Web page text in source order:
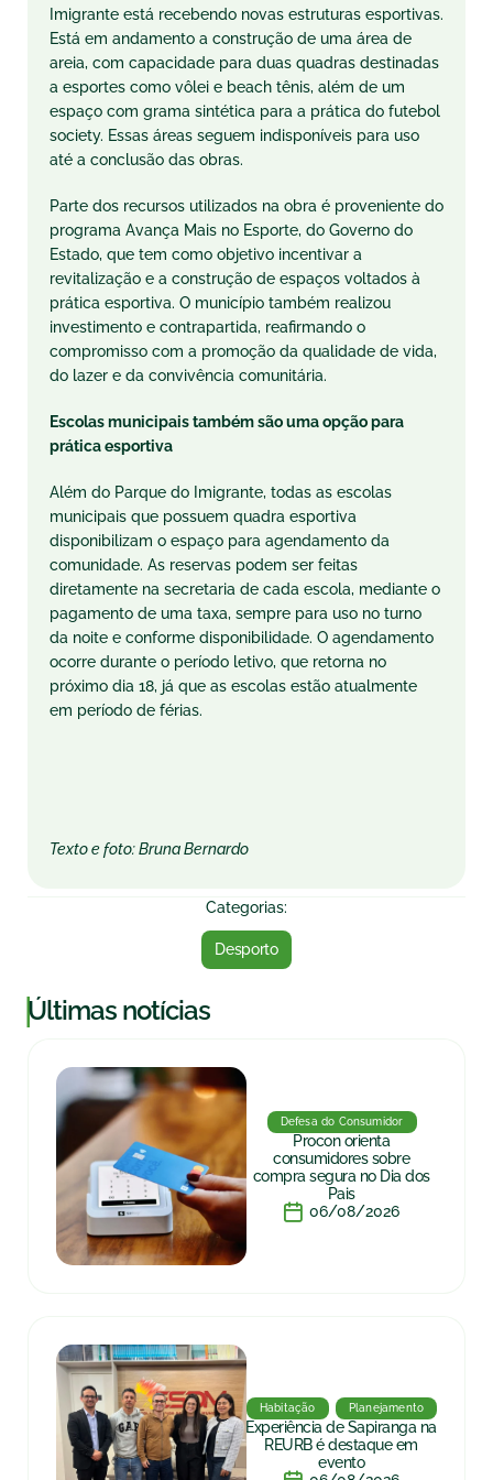
Imigrante está recebendo novas estruturas esportivas.
Está em andamento a construção de uma área de
areia, com capacidade para duas quadras destinadas
a esportes como vôlei e beach tênis, além de um
espaço com grama sintética para a prática do futebol
society. Essas áreas seguem indisponíveis para uso
até a conclusão das obras.
Parte dos recursos utilizados na obra é proveniente do
programa Avança Mais no Esporte, do Governo do
Estado, que tem como objetivo incentivar a
revitalização e a construção de espaços voltados à
prática esportiva. O município também realizou
investimento e contrapartida, reafirmando o
compromisso com a promoção da qualidade de vida,
do lazer e da convivência comunitária.
Escolas municipais também são uma opção para
prática esportiva
Além do Parque do Imigrante, todas as escolas
municipais que possuem quadra esportiva
disponibilizam o espaço para agendamento da
comunidade. As reservas podem ser feitas
diretamente na secretaria de cada escola, mediante o
pagamento de uma taxa, sempre para uso no turno
da noite e conforme disponibilidade. O agendamento
ocorre durante o período letivo, que retorna no
próximo dia 18, já que as escolas estão atualmente
em período de férias.
Texto e foto: Bruna Bernardo
Categorias:
Desporto
|Últimas notícias
Defesa do Consumidor
Procon orienta
consumidores sobre
compra segura no Dia dos
Pais
06/08/2026
Habitação Planejamento
Experiência de Sapiranga na
REURB é destaque em
evento